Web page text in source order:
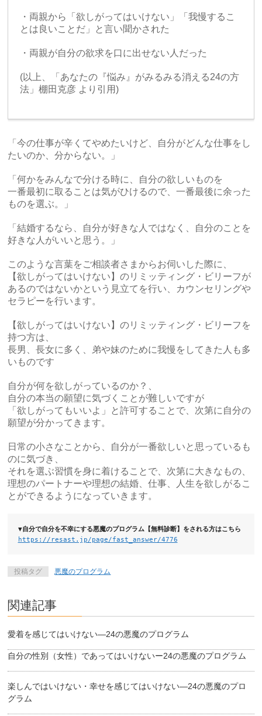
・両親から「欲しがってはいけない」「我慢するこ
とは良いことだ」と言い聞かされた
・両親が自分の欲求を口に出せない人だった
(以上、「あなたの『悩み』がみるみる消える24の方
法」棚田克彦 より引用)
「今の仕事が辛くてやめたいけど、自分がどんな仕事をし
たいのか、分からない。」
「何かをみんなで分ける時に、自分の欲しいものを
一番最初に取ることは気がひけるので、一番最後に余った
ものを選ぶ。」
「結婚するなら、自分が好きな人ではなく、自分のことを
好きな人がいいと思う。」
このような言葉をご相談者さまからお伺いした際に、
【欲しがってはいけない】のリミッティング・ビリーフが
あるのではないかという見立てを行い、カウンセリングや
セラピーを行います。
【欲しがってはいけない】のリミッティング・ビリーフを
持つ方は、
長男、長女に多く、弟や妹のために我慢をしてきた人も多
いものです
自分が何を欲しがっているのか？、
自分の本当の願望に気づくことが難しいですが
「欲しがってもいいよ」と許可することで、次第に自分の
願望が分かってきます。
日常の小さなことから、自分が一番欲しいと思っているも
のに気づき、
それを選ぶ習慣を身に着けることで、次第に大きなもの、
理想のパートナーや理想の結婚、仕事、人生を欲しがるこ
とができるようになっていきます。
▼自分で自分を不幸にする悪魔のプログラム【無料診断】をされる方はこちら
https://resast.jp/page/fast_answer/4776
投稿タグ 悪魔のプログラム
関連記事
愛着を感じてはいけない―24の悪魔のプログラム
自分の性別（女性）であってはいけないー24の悪魔のプログラム
楽しんではいけない・幸せを感じてはいけない―24の悪魔のプロ
グラム